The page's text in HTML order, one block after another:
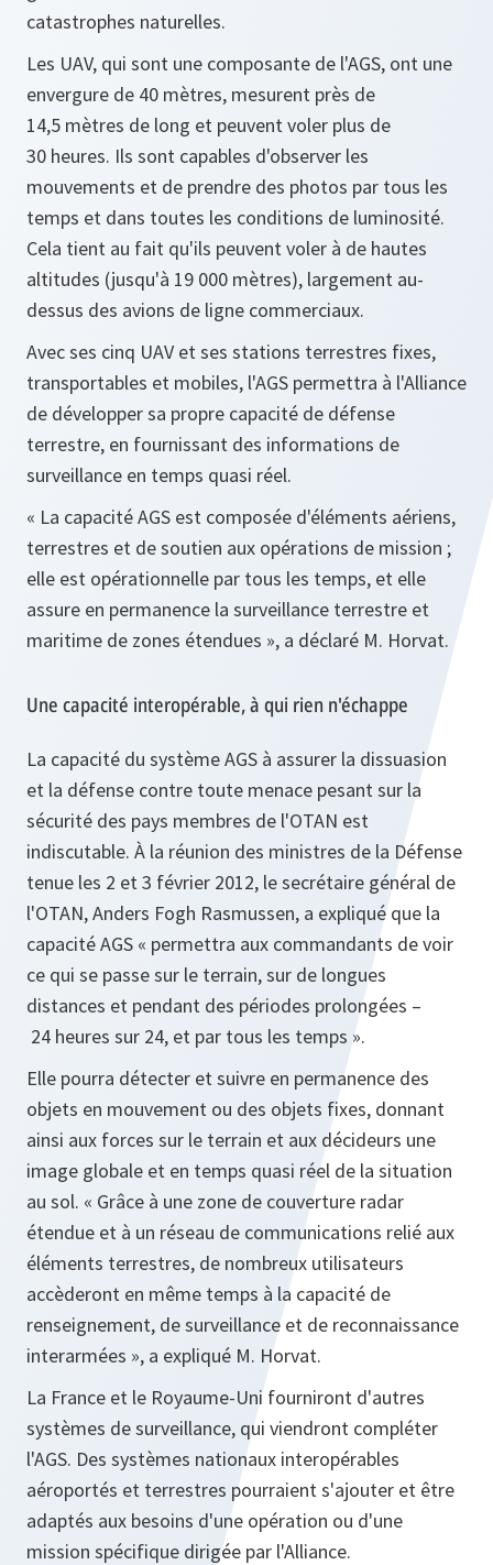
catastrophes naturelles.
Les UAV, qui sont une composante de l'AGS, ont une
envergure de 40 mètres, mesurent près de
14,5 mètres de long et peuvent voler plus de
30 heures. Ils sont capables d'observer les
mouvements et de prendre des photos par tous les
temps et dans toutes les conditions de luminosité.
Cela tient au fait qu'ils peuvent voler à de hautes
altitudes (jusqu'à 19 000 mètres), largement au-
dessus des avions de ligne commerciaux.
Avec ses cinq UAV et ses stations terrestres fixes,
transportables et mobiles, l'AGS permettra à l'Alliance
de développer sa propre capacité de défense
terrestre, en fournissant des informations de
surveillance en temps quasi réel.
« La capacité AGS est composée d'éléments aériens,
terrestres et de soutien aux opérations de mission ;
elle est opérationnelle par tous les temps, et elle
assure en permanence la surveillance terrestre et
maritime de zones étendues », a déclaré M. Horvat.
Une capacité interopérable, à qui rien n'échappe
La capacité du système AGS à assurer la dissuasion
et la défense contre toute menace pesant sur la
sécurité des pays membres de l'OTAN est
indiscutable. À la réunion des ministres de la Défense
tenue les 2 et 3 février 2012, le secrétaire général de
l'OTAN, Anders Fogh Rasmussen, a expliqué que la
capacité AGS « permettra aux commandants de voir
ce qui se passe sur le terrain, sur de longues
distances et pendant des périodes prolongées –
24 heures sur 24, et par tous les temps ».
Elle pourra détecter et suivre en permanence des
objets en mouvement ou des objets fixes, donnant
ainsi aux forces sur le terrain et aux décideurs une
image globale et en temps quasi réel de la situation
au sol. « Grâce à une zone de couverture radar
étendue et à un réseau de communications relié aux
éléments terrestres, de nombreux utilisateurs
accèderont en même temps à la capacité de
renseignement, de surveillance et de reconnaissance
interarmées », a expliqué M. Horvat.
La France et le Royaume-Uni fourniront d'autres
systèmes de surveillance, qui viendront compléter
l'AGS. Des systèmes nationaux interopérables
aéroportés et terrestres pourraient s'ajouter et être
adaptés aux besoins d'une opération ou d'une
mission spécifique dirigée par l'Alliance.